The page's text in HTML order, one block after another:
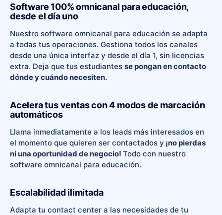
Software 100% omnicanal para educación​,
desde el día uno
Nuestro software omnicanal para educación se adapta
a todas tus operaciones. Gestiona todos los canales
desde una única interfaz y desde el día 1, sin licencias
extra. Deja que tus estudiantes se pongan en contacto
dónde y cuándo necesiten.
Acelera tus ventas con 4 modos de marcación
automáticos
Llama inmediatamente a los leads más interesados en
el momento que quieren ser contactados y ¡no pierdas
ni una oportunidad de negocio! Todo con nuestro
software omnicanal para educación.
Escalabilidad ilimitada
Adapta tu contact center a las necesidades de tu